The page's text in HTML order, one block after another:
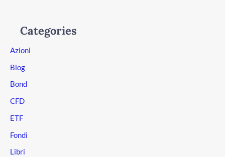
Categories
Azioni
Blog
Bond
CFD
ETF
Fondi
Libri